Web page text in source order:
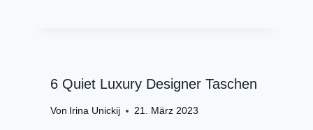
6 Quiet Luxury Designer Taschen
Von Irina Unickij 21. März 2023